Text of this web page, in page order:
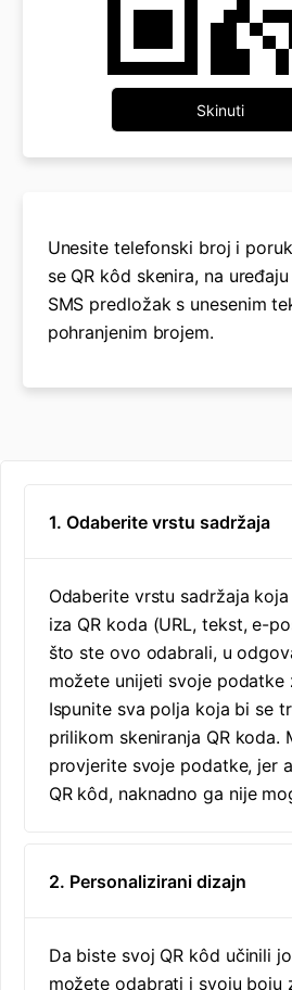
Skinuti
Unesite telefonski broj i
se QR kôd skenira, na
SMS predložak s unesenim
pohranjenim brojem.
1. Odaberite vrstu sadržaja
Odaberite vrstu sadržaja
iza QR koda (URL, tekst, e-
što ste ovo odabrali, u
možete unijeti svoje podatke
Ispunite sva polja koja bi se
prilikom skeniranja QR koda.
provjerite svoje podatke, jer
QR kôd, naknadno ga nije
2. Personalizirani dizajn
Da biste svoj QR kôd učinili
možete odabrati i svoju boju